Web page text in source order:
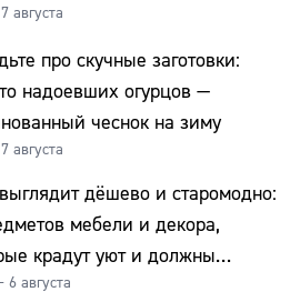
августа
про скучные заготовки:
надоевших огурцов —
чеснок на зиму
августа
дёшево и старомодно:
мебели и декора,
крадут уют и должны
на свалку прямо сейчас
6 августа